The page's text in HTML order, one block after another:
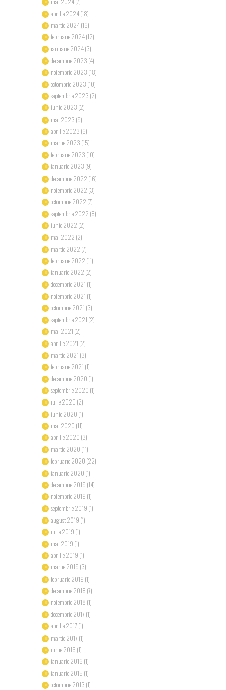
aprilie 2024(18)
martie 2024(16)
februarie 2024(12)
ianuarie 2024(3)
decembrie 2023 (4)
noiembrie 2023 (18)
octombrie 2023 (10)
septembrie 2023 (2)
iunie 2023 (2)
mai 2023 (9)
aprilie 2023 (6)
martie 2023 (15)
februarie 2023 (10)
ianuarie 2023 (9)
decembrie 2022 (16)
noiembrie 2022 (3)
octombrie 2022 (7)
septembrie 2022 (8)
iunie 2022 (2)
mai 2022 (2)
martie 2022 (7)
februarie 2022 (11)
ianuarie 2022 (2)
decembrie 2021 (1)
noiembrie 2021 (1)
octombrie 2021 (3)
septembrie 2021 (2)
mai 2021 (2)
aprilie 2021 (2)
martie 2021 (3)
februarie 2021 (1)
decembrie 2020 (1)
septembrie 2020 (1)
iulie 2020 (2)
iunie 2020 (1)
mai 2020 (11)
aprilie 2020 (3)
martie 2020 (11)
februarie 2020 (22)
ianuarie 2020 (1)
decembrie 2019 (14)
noiembrie 2019 (1)
septembrie 2019 (1)
august 2019 (1)
iulie 2019 (1)
mai 2019 (1)
aprilie 2019 (1)
martie 2019 (3)
februarie 2019 (1)
decembrie 2018 (7)
noiembrie 2018 (1)
decembrie 2017 (1)
aprilie 2017 (1)
martie 2017 (1)
iunie 2016 (1)
ianuarie 2016 (1)
ianuarie 2015 (1)
octombrie 2013 (1)